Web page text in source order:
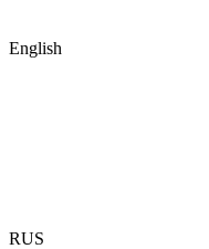
English
RUS